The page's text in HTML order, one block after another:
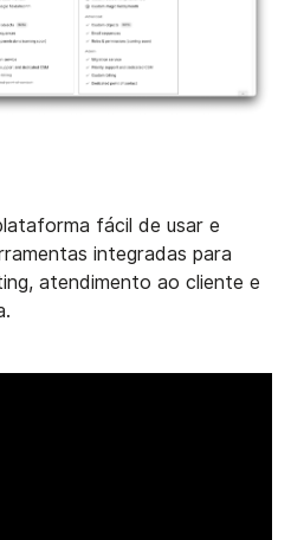
fácil de usar e
integradas para
atendimento ao cliente e